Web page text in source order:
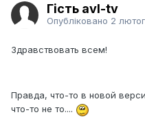
Гість avl-tv
Опубліковано 2
Здравствовать всем!
Правда, что-то в новой
что-то не то....